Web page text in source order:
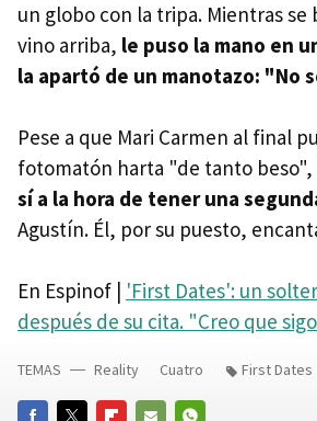
un globo con la tripa. Mientras se
vino arriba, le puso la mano en
la apartó de un manotazo: "No
Pese a que Mari Carmen al final
fotomatón harta "de tanto beso",
sí a la hora de tener una
Agustín. Él, por su puesto,
En Espinof | 'First Dates': un
después de su cita. "Creo que
TEMAS Reality Cuatro First Dates